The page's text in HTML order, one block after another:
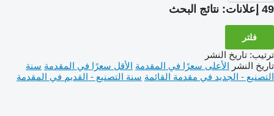
49 إعلانات: نتائج البحث
فلتر
ترتيب: تاريخ النشر
تاريخ النشر الأعلى سعرًا في المقدمة الأقل سعرًا في المقدمة سنة
التصنيع - الجديد في مقدمة القائمة سنة التصنيع - القديم في المقدمة